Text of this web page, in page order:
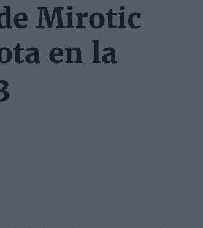
Mirotic
en la